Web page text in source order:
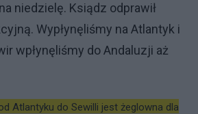
niedzielę. Ksiądz odprawił
Wypłynęliśmy na Atlantyk i
wpłynęliśmy do Andaluzji aż
Atlantyku do Sewilli jest żeglowna dla